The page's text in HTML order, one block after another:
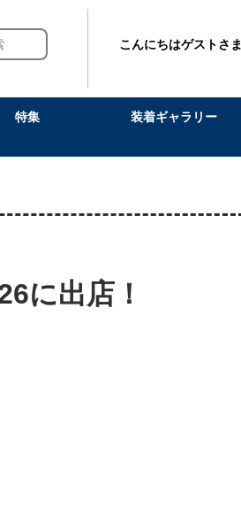
こんにちはゲストさま
特集 装着ギャラリー
に出店！